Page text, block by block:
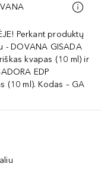
Perkant produktų
- DOVANA GISADA
kvapas (10 ml) ir
EDP
(10 ml). Kodas – GA